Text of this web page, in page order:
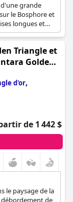
d'une grande
le Bosphore et
longues et
piscine, offrant
peuvent
et des
Triangle et
Golden
& Resort)
d'or,
de 1 442 $
le paysage de la
débordement de